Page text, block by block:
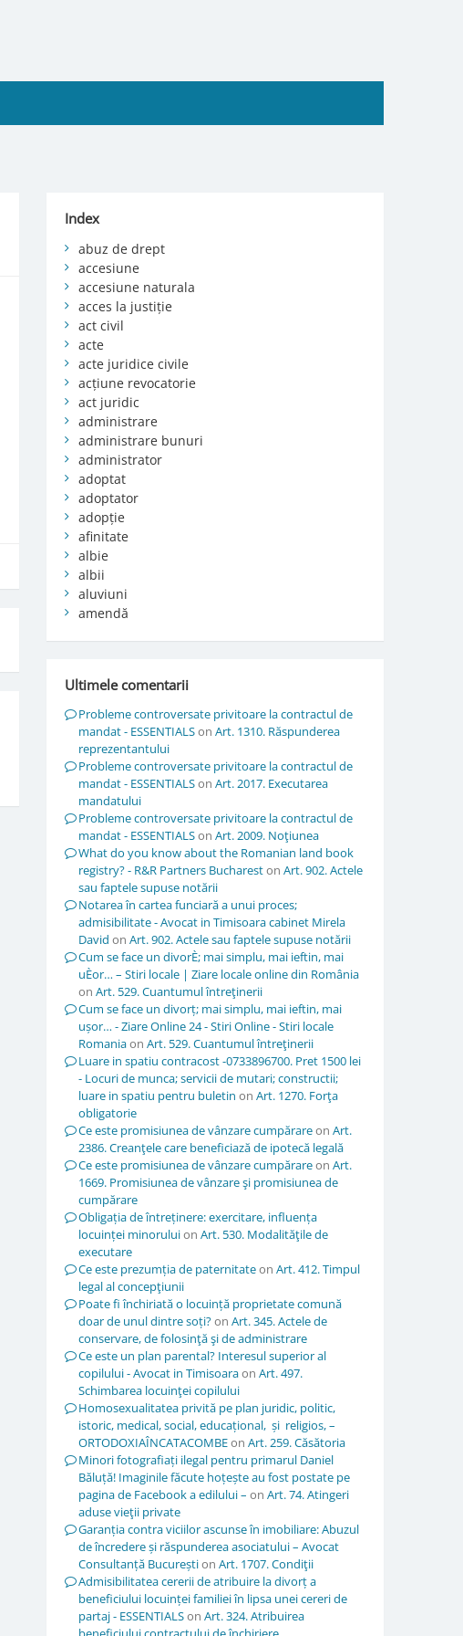
Index
abuz de drept
accesiune
accesiune naturala
acces la justiție
act civil
acte
acte juridice civile
acțiune revocatorie
act juridic
administrare
administrare bunuri
administrator
adoptat
adoptator
adopție
afinitate
albie
albii
aluviuni
amendă
Ultimele comentarii
Probleme controversate privitoare la contractul de
mandat - ESSENTIALSon Art. 1310. Răspunderea
reprezentantului
Probleme controversate privitoare la contractul de
mandat - ESSENTIALSon Art. 2017. Executarea
mandatului
Probleme controversate privitoare la contractul de
mandat - ESSENTIALSon Art. 2009. Noţiunea
What do you know about the Romanian land book
registry? - R&R Partners Buchareston Art. 902. Actele
sau faptele supuse notării
Notarea în cartea funciară a unui proces;
admisibilitate - Avocat in Timisoara cabinet Mirela
David on Art. 902. Actele sau faptele supuse notării
Cum se face un divorÈ; mai simplu, mai ieftin, mai
uÈor… – Stiri locale | Ziare locale online din România
on Art. 529. Cuantumul întreţinerii
Cum se face un divorț; mai simplu, mai ieftin, mai
ușor… - Ziare Online 24 - Stiri Online - Stiri locale
Romaniaon Art. 529. Cuantumul întreţinerii
Luare in spatiu contracost -0733896700. Pret 1500 lei
- Locuri de munca; servicii de mutari; constructii;
luare in spatiu pentru buletin on Art. 1270. Forţa
obligatorie
Ce este promisiunea de vânzare cumpărareon Art.
2386. Creanţele care beneficiază de ipotecă legală
Ce este promisiunea de vânzare cumpărareon Art.
1669. Promisiunea de vânzare şi promisiunea de
cumpărare
Obligația de întreținere: exercitare, influența
locuinței minoruluion Art. 530. Modalităţile de
executare
Ce este prezumția de paternitateon Art. 412. Timpul
legal al concepţiunii
Poate fi închiriată o locuință proprietate comună
doar de unul dintre soți?on Art. 345. Actele de
conservare, de folosinţă şi de administrare
Ce este un plan parental? Interesul superior al
copilului - Avocat in Timisoaraon Art. 497.
Schimbarea locuinţei copilului
Homosexualitatea privită pe plan juridic, politic,
istoric, medical, social, educațional, și religios, –
ORTODOXIAÎNCATACOMBEon Art. 259. Căsătoria
Minori fotografiați ilegal pentru primarul Daniel
Băluță! Imaginile făcute hoțește au fost postate pe
pagina de Facebook a edilului – on Art. 74. Atingeri
aduse vieţii private
Garanția contra viciilor ascunse în imobiliare: Abuzul
de încredere și răspunderea asociatului – Avocat
Consultanță Bucureștion Art. 1707. Condiţii
Admisibilitatea cererii de atribuire la divorț a
beneficiului locuinței familiei în lipsa unei cereri de
partaj - ESSENTIALSon Art. 324. Atribuirea